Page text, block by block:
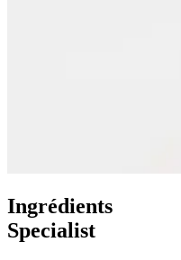
Ingrédients
Specialist